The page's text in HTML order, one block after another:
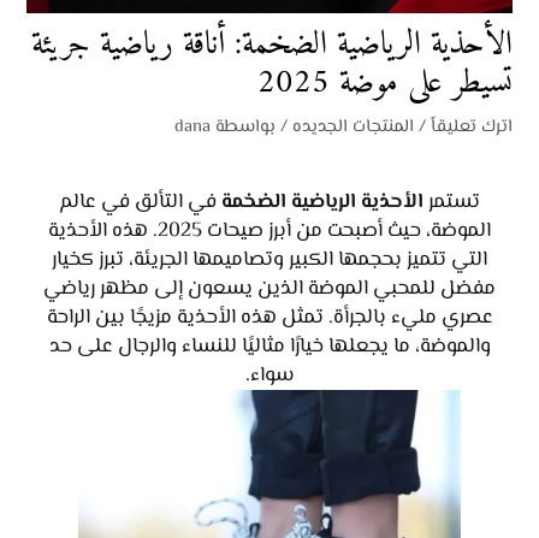
الأحذية الرياضية الضخمة: أناقة رياضية جريئة
تسيطر على موضة 2025
اترك تعليقاً/ المنتجات الجديده / بواسطة dana
تستمر الأحذية الرياضية الضخمة في التألق في عالم
الموضة، حيث أصبحت من أبرز صيحات 2025. هذه الأحذية
التي تتميز بحجمها الكبير وتصاميمها الجريئة، تبرز كخيار
مفضل للمحبي الموضة الذين يسعون إلى مظهر رياضي
عصري مليء بالجرأة. تمثل هذه الأحذية مزيجًا بين الراحة
والموضة، ما يجعلها خيارًا مثاليًا للنساء والرجال على حد
سواء.